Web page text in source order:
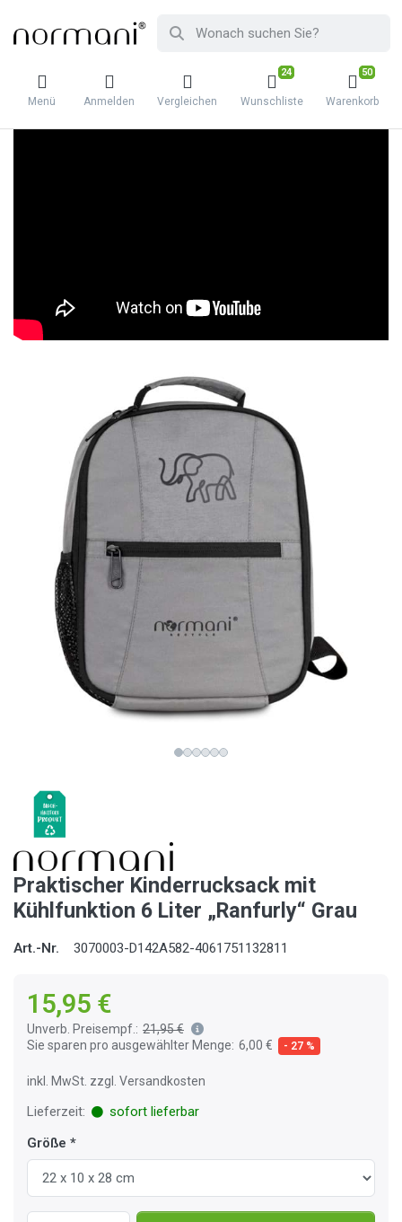
Menü Anmelden Vergleichen
24
Wunschliste
50
Warenkorb
Praktischer Kinderrucksack mit
Kühlfunktion 6 Liter „Ranfurly“ Grau
Art.-Nr. 3070003-D142A582-4061751132811
15,95 €
Unverb. Preisempf.: 21,95 €
Sie sparen pro ausgewählter Menge: 6,00 € - 27 %
inkl. MwSt. zzgl. Versandkosten
Lieferzeit:
sofort lieferbar
Größe